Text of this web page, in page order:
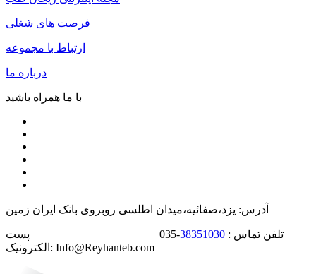
فرصت های شغلی
ارتباط با مجموعه
درباره ما
با ما همراه باشید
آدرس: یزد،صفائیه،میدان اطلسی روبروی بانک ایران زمین
تلفن تماس : 38351030
-035 پست
الکترونیک: Info@Reyhanteb.com